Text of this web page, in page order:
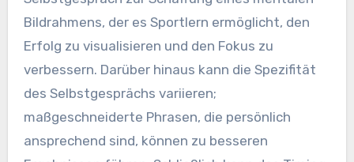
Bildrahmens, der es Sportlern ermöglicht, den
Erfolg zu visualisieren und den Fokus zu
verbessern. Darüber hinaus kann die Spezifität
des Selbstgesprächs variieren;
maßgeschneiderte Phrasen, die persönlich
ansprechend sind, können zu besseren